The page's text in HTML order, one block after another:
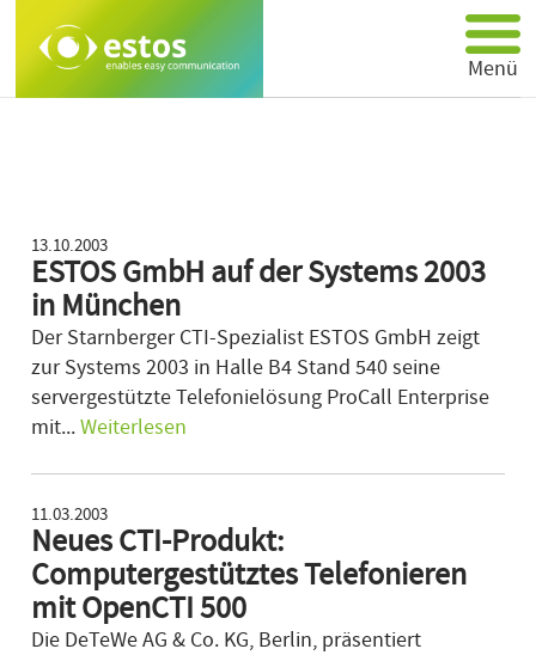
Menü
Support
Anwendungen
Kontakt
13.10.2003
ESTOS GmbH auf der Systems 2003
in München
Der Starnberger CTI-Spezialist ESTOS GmbH zeigt
zur Systems 2003 in Halle B4 Stand 540 seine
servergestützte Telefonielösung ProCall Enterprise
mit...Weiterlesen
11.03.2003
Neues CTI-Produkt:
Computergestütztes Telefonieren
mit OpenCTI 500
Die DeTeWe AG & Co. KG, Berlin, präsentiert